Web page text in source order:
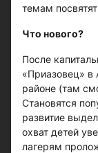
темам
Что нового?
После
«Приазовец» в
районе (там
Становятся
развитие
охват детей
лагерям